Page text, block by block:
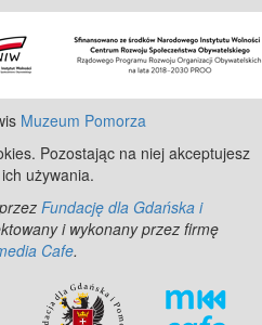
ulicą Zbytki
a ulicą
Reitbahn) z
i Dworem Miejskim, w
straż ogniowa. W
Siennego
1925)
Muzeum Pomorza
Pozostając na niej akceptujesz
używania.
Fundację dla Gdańska i
i wykonany przez firmę
Cafe.